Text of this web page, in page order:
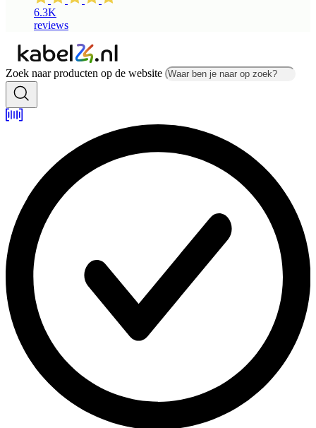
6.3K
reviews
Zoek naar producten op de website